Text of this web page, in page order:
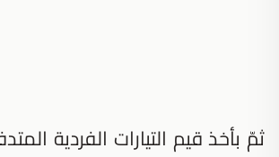
ثمّ بأخذ قيم التيارات الفردية